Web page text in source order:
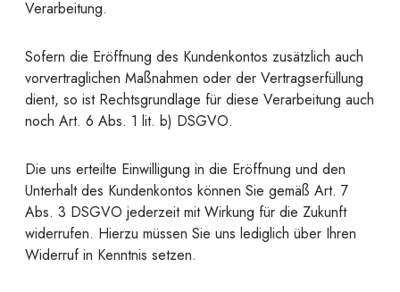
Verarbeitung.
Sofern die Eröffnung des Kundenkontos zusätzlich auch
vorvertraglichen Maßnahmen oder der Vertragserfüllung
dient, so ist Rechtsgrundlage für diese Verarbeitung auch
noch Art. 6 Abs. 1 lit. b) DSGVO.
Die uns erteilte Einwilligung in die Eröffnung und den
Unterhalt des Kundenkontos können Sie gemäß Art. 7
Abs. 3 DSGVO jederzeit mit Wirkung für die Zukunft
widerrufen. Hierzu müssen Sie uns lediglich über Ihren
Widerruf in Kenntnis setzen.